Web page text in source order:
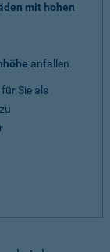
mit hohen
anfallen.
Sie als